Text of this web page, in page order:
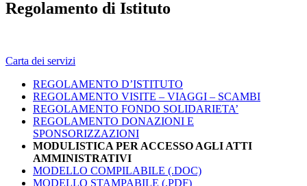
Regolamento di Istituto
Carta dei servizi
REGOLAMENTO D’ISTITUTO
REGOLAMENTO VISITE – VIAGGI – SCAMBI
REGOLAMENTO FONDO SOLIDARIETA’
REGOLAMENTO DONAZIONI E
SPONSORIZZAZIONI
MODULISTICA PER ACCESSO AGLI ATTI
AMMINISTRATIVI
MODELLO COMPILABILE (.DOC)
MODELLO STAMPABILE (.PDF)